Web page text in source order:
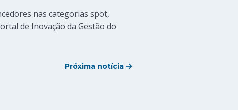
nas categorias spot,
de Inovação da Gestão do
Próxima notícia